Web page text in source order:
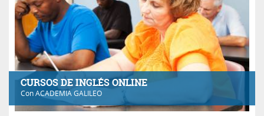
CURSOS DE INGLÉS ONLINE
ConACADEMIA GALILEO